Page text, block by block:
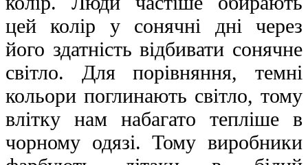
цей колір у сонячні дні через
його здатність відбивати сонячне
світло. Для порівняння, темні
кольори поглинають світло, тому
влітку нам набагато тепліше в
чорному одязі. Тому виробники